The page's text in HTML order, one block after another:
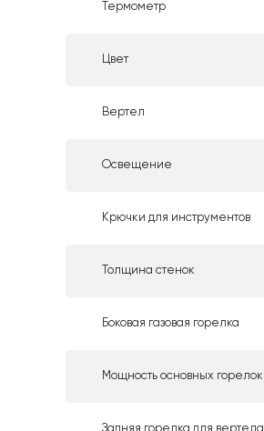
Термометр
Цвет
Вертел
Освещение
Крючки для инструментов
Толщина стенок
Боковая газовая горелка
Мощность основных горелок